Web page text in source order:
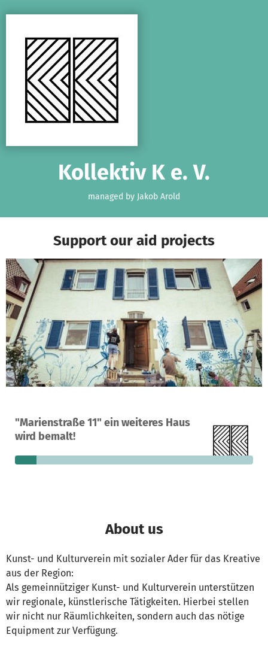
Kollektiv K e. V.
managed by Jakob Arold
Support our aid projects
"Marienstraße 11" ein weiteres Haus
wird bemalt!
A project in Aalen, Germany
12 €2,713
still needed
About us
Kunst- und Kulturverein mit sozialer Ader für das Kreative
aus der Region:
Als gemeinnütziger Kunst- und Kulturverein unterstützen
wir regionale, künstlerische Tätigkeiten. Hierbei stellen
wir nicht nur Räumlichkeiten, sondern auch das nötige
Equipment zur Verfügung.